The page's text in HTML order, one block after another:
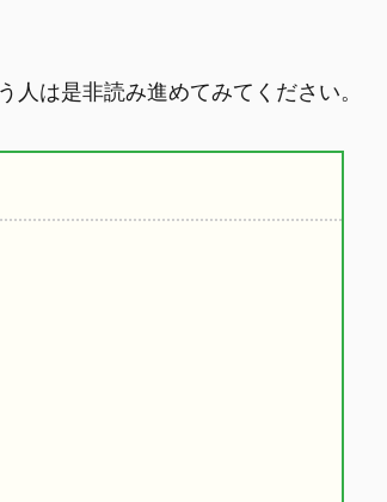
人は是非読み進めてみてください。